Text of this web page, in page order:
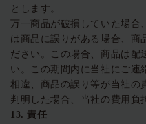
とします。
万一商品が破損していた場合
は商品に誤りがある場合、商
ださい。この場合、商品は配
い。この期間内に当社にご連
相違、商品の誤り等が当社の
判明した場合、当社の費用負
13.責任